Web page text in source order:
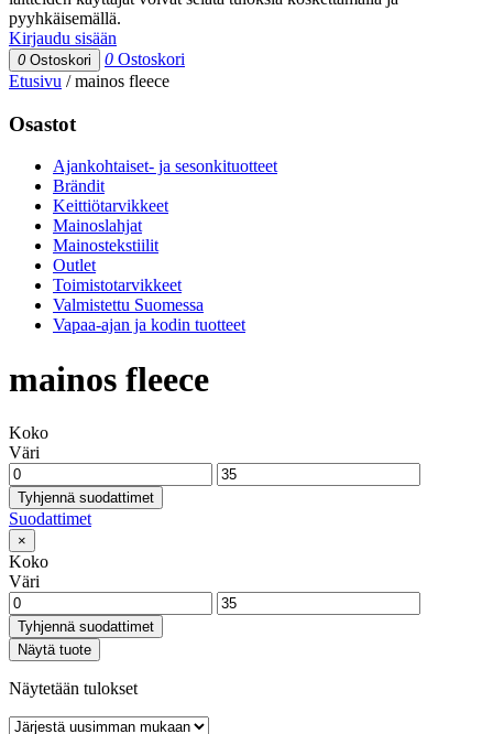
pyyhkäisemällä.
Kirjaudu sisään
0 Ostoskori 0 Ostoskori
Etusivu /mainos fleece
Osastot
Ajankohtaiset- ja sesonkituotteet
Brändit
Keittiötarvikkeet
Mainoslahjat
Mainostekstiilit
Outlet
Toimistotarvikkeet
Valmistettu Suomessa
Vapaa-ajan ja kodin tuotteet
mainos fleece
Koko
Väri
Tyhjennä suodattimet
Suodattimet
×
Koko
Väri
Tyhjennä suodattimet
Näytä tuote
Näytetään tulokset